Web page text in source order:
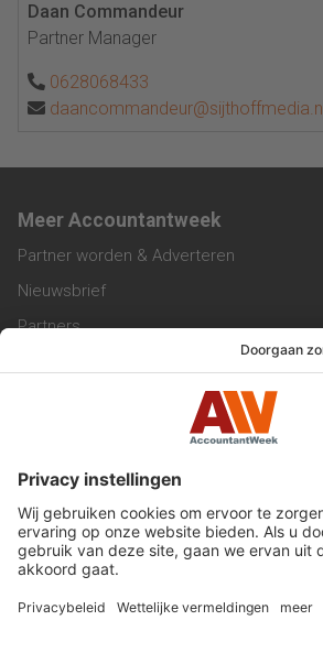
Daan Commandeur
Partner Manager
0628068433
daancommandeur@sijthoffmedia.nl
Meer Accountantweek
Partner worden & Adverteren
Nieuwsbrief
Partners
Werken bij ons
Privacy Statement
Algemene Voorwaarden
Privacyinstellingen